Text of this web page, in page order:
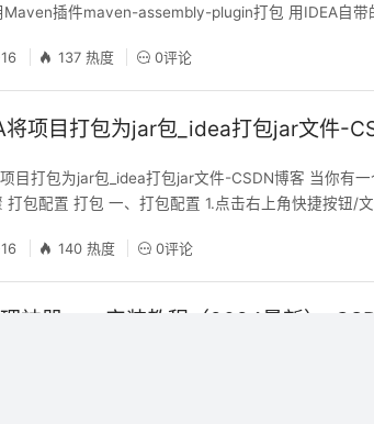
插件maven-assembly-plugin打包 用IDEA自带
137 热度 0评论
将项目打包为jar包_idea打包jar文件-
目打包为jar包_idea打包jar文件-CSDN博客 当你有
包配置 打包 一、打包配置 1.点击右上角快捷按钮/
140 热度 0评论
神器nvm安装教程（2024最新）-